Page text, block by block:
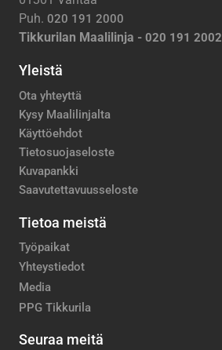
Puh. 020 191 2000
Tikkurilan Maalilinja - 020 191 2002
Yleistä
Ota yhteyttä
Kysy Maalilinjalta
Käyttöehdot
Tietosuojaseloste
Kuvapankki
Saavutettavuusseloste
Tietoa meistä
Työpaikat
Yhteystiedot
Media
PPG Tikkurila
Seuraa meitä